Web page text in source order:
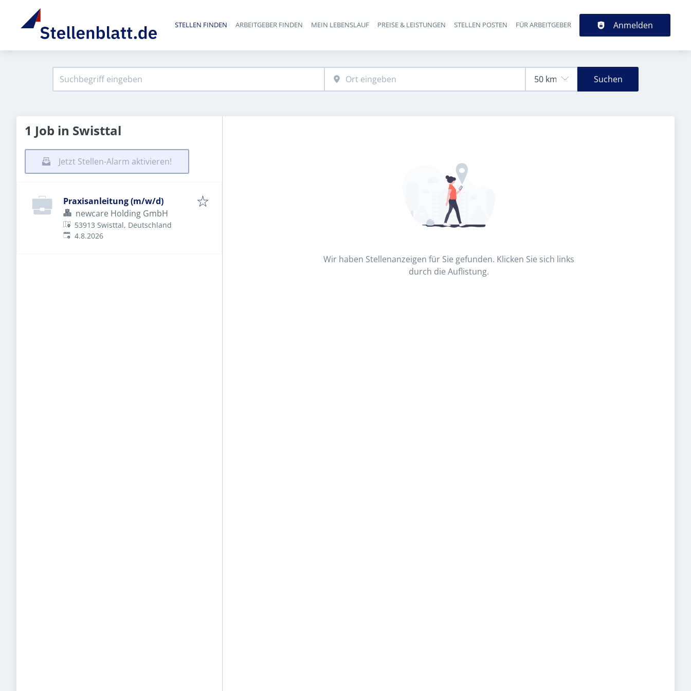
Haupt-Navigation
STELLEN FINDEN ARBEITGEBER FINDEN MEIN LEBENSLAUF PREISE & LEISTUNGEN STELLEN POSTEN FÜR ARBEITGEBER Anmelden
Suchen
1 Job in Swisttal
Jetzt Stellen-Alarm aktivieren!
Praxisanleitung (m/w/d)
newcare Holding GmbH
53913 Swisttal, Deutschland
Veröffentlicht
4.8.2026
Wir haben Stellenanzeigen für Sie gefunden. Klicken Sie sich links
durch die Auflistung.